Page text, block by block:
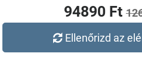
94890 Ft
Ellenőrizd az